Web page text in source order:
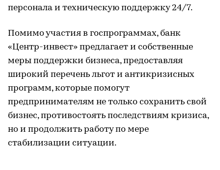
персонала и техническую поддержку 24/7.
Помимо участия в госпрограммах, банк
«Центр-инвест» предлагает и собственные
меры поддержки бизнеса, предоставляя
широкий перечень льгот и антикризисных
программ, которые помогут
предпринимателям не только сохранить свой
бизнес, противостоять последствиям кризиса,
но и продолжить работу по мере
стабилизации ситуации.